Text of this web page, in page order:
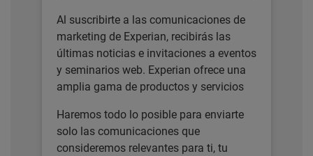
Al suscribirte a las comunicaciones de
marketing de Experian, recibirás las
últimas noticias e invitaciones a eventos
y seminarios web. Experian ofrece una
amplia gama de productos y servicios
Haremos todo lo posible para enviarte
solo las comunicaciones que
consideremos relevantes para ti, tu